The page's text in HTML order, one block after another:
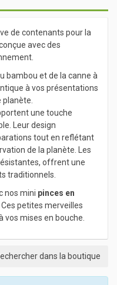
de contenants pour la
avec des
bambou et de la canne à
à vos présentations
une touche
Leur design
tout en reflétant
de la planète. Les
offrent une
traditionnels.
nos mini pinces en
petites merveilles
mises en bouche.